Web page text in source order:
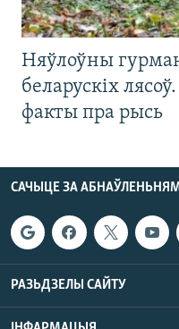
Няўлоўны
беларускіх
факты пра рысь
САЧЫЦЕ ЗА
РАЗЬДЗЕЛЫ САЙТУ